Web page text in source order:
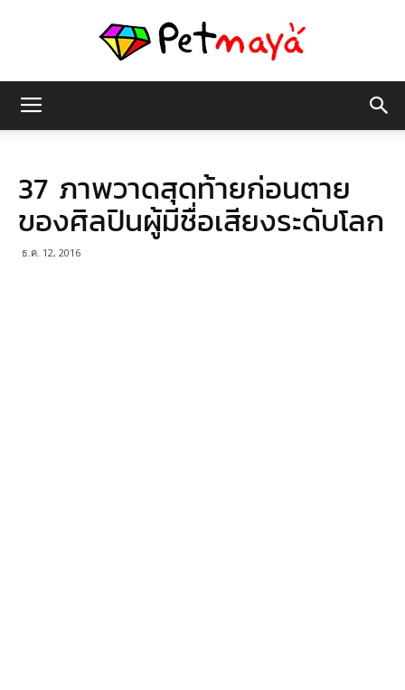
มายา
37 ภาพวาดสุดท้ายก่อนตาย
ของศิลปินผู้มีชื่อเสียงระดับโลก
ธ.ค. 12, 2016